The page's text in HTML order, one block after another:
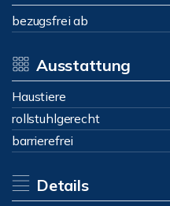
bezugsfrei ab
Ausstattung
Haustiere
rollstuhlgerecht
barrierefrei
Details